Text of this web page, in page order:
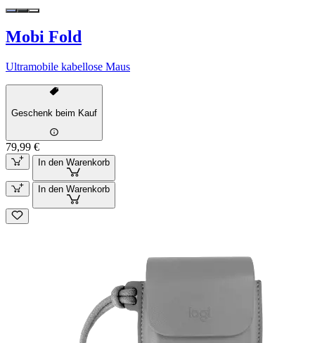
Mobi Fold
Ultramobile kabellose Maus
Geschenk beim Kauf
79,99 €
In den Warenkorb
In den Warenkorb